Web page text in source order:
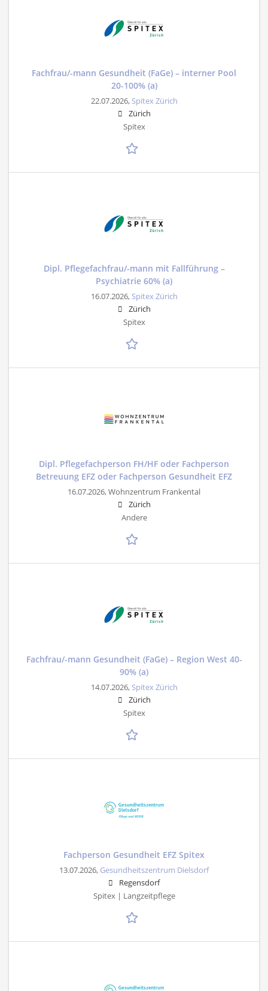
Fachfrau/-mann Gesundheit (FaGe) – interner Pool
20-100% (a)
22.07.2026, Spitex Zürich
Zürich
Spitex
Dipl. Pflegefachfrau/-mann mit Fallführung –
Psychiatrie 60% (a)
16.07.2026, Spitex Zürich
Zürich
Spitex
Dipl. Pflegefachperson FH/HF oder Fachperson
Betreuung EFZ oder Fachperson Gesundheit EFZ
16.07.2026,Wohnzentrum Frankental
Zürich
Andere
Fachfrau/-mann Gesundheit (FaGe) – Region West 40-
90% (a)
14.07.2026, Spitex Zürich
Zürich
Spitex
Fachperson Gesundheit EFZ Spitex
13.07.2026, Gesundheitszentrum Dielsdorf
Regensdorf
Spitex | Langzeitpflege